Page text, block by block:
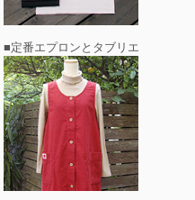
■定番エプロンとタブリエ